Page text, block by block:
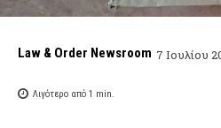
Law & Order Newsroom 7 Ιουλίου
Λιγότερο από 1 min.